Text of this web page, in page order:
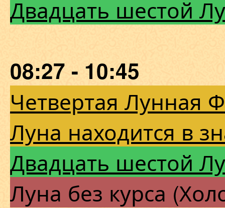
Двадцать шестой
08:27 - 10:45
Четвертая Лунная
Луна находится в
Двадцать шестой
Луна без курса